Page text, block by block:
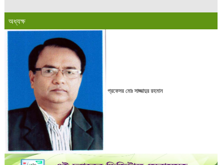
অধ্যক্ষ
প্রফেসর মোঃ সাজ্জাদুর রহমান